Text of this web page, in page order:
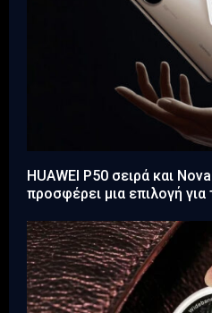
HUAWEI P50 σειρά και
προσφέρει μια επιλογή για